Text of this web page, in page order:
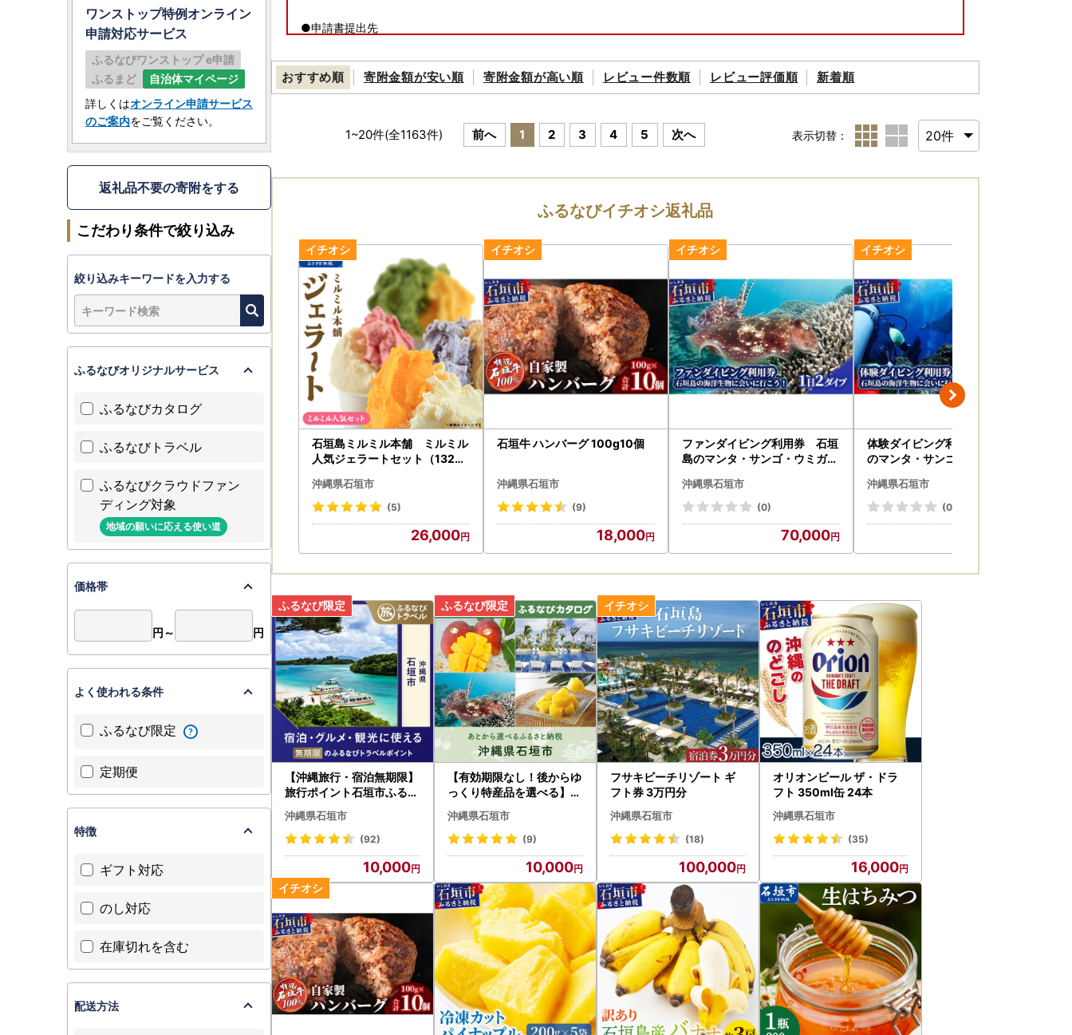
●申請書提出先
石垣市役所ふるさと創生課 ふるさと応援係 宛
●返送期日
≪ワンストップ特例申請についてのお問い合わせ先≫
※ワンストップ特例申請は、自治体マイページからでもオンライン申請が可能です。
≪お礼の品・その他に関してのお問い合わせ先≫
メールアドレス(石垣市ふるさと納税サポートセンター)→ o.ishigaki@do-furusato.jp
おすすめ順 寄附金額が安い順 寄附金額が高い順 レビュー件数順 レビュー評価順 新着順
1~20件(全1163件) 前へ 1 2 3 4 5 次へ 表示切替：
ふるなびイチオシ返礼品
石垣島ミルミル本舗 ミルミル
人気ジェラートセット（132ml
沖縄県石垣市
(5)
26,000
石垣牛 ハンバーグ 100g10個
沖縄県石垣市
(9)
18,000
ファンダイビング利用券 石垣
島のマンタ・サンゴ・ウミガメ
沖縄県石垣市
(0)
70,000
体験ダイビング利用券 石垣島
のマンタ・サンゴ・ウミガメに
沖縄県石垣市
(0)
【沖縄旅行・宿泊無期限】
旅行ポイント石垣市ふるな
びトラベルポイント
沖縄県石垣市
(92)
10,000
【有効期限なし！後からゆ
っくり特産品を選べる】沖
縄県石垣市カタログポイン
ト
沖縄県石垣市
(9)
10,000
フサキビーチリゾート ギ
フト券 3万円分
沖縄県石垣市
(18)
100,000
オリオンビール ザ・ドラ
フト 350ml缶 24本
沖縄県石垣市
(35)
16,000
ワンストップ特例オンライン
申請対応サービス
ふるなびワンストップ e申請
ふるまど
自治体マイページ
詳しくはオンライン申請サービス
のご案内をご覧ください。
返礼品不要の寄附をする
こだわり条件で絞り込み
絞り込みキーワードを入力する
ふるなびオリジナルサービス
ふるなびカタログ
ふるなびトラベル
ふるなびクラウドファン
ディング対象
地域の願いに応える使い道
価格帯
円～ 円
よく使われる条件
ふるなび限定
定期便
特徴
ギフト対応
のし対応
在庫切れを含む
配送方法